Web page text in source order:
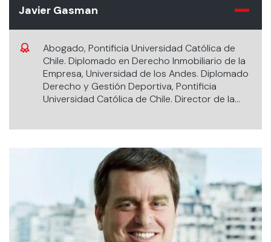
Javier Gasman
Abogado, Pontificia Universidad Católica de
Chile. Diplomado en Derecho Inmobiliario de la
Empresa, Universidad de los Andes. Diplomado
Derecho y Gestión Deportiva, Pontificia
Universidad Católica de Chile. Director de la
(LSCF).